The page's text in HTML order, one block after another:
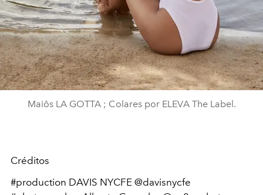
Maiôs LA GOTTA ; Colares por ELEVA The Label.
Créditos
#production DAVIS NYCFE @davisnycfe